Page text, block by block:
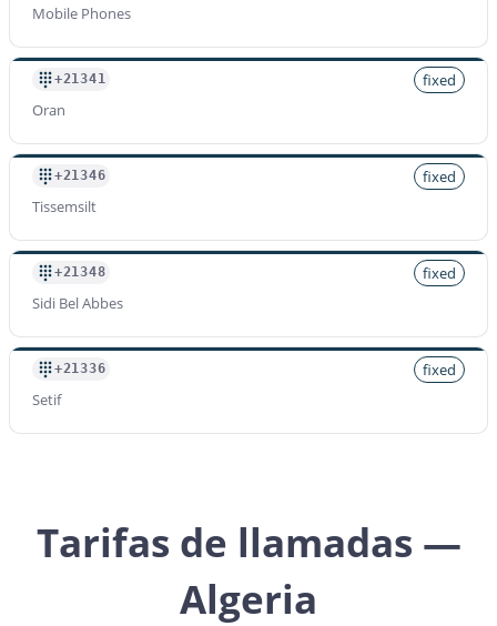
Mobile Phones
+21341
fixed
Oran
+21346
fixed
Tissemsilt
+21348
fixed
Sidi Bel Abbes
+21336
fixed
Setif
Tarifas de llamadas —
Algeria